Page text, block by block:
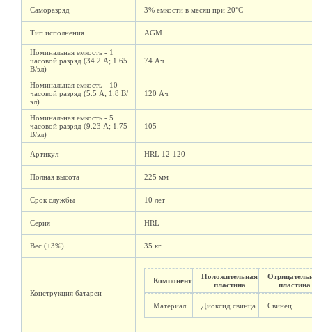
Саморазряд 3% емкости в месяц при 20°C
Тип исполнения AGM
Номинальная емкость - 1
часовой разряд (34.2 А; 1.65
В/эл)
74 Ач
Номинальная емкость - 10
часовой разряд (5.5 А; 1.8 В/
эл)
120 Ач
Номинальная емкость - 5
часовой разряд (9.23 А; 1.75
В/эл)
105
Артикул HRL 12-120
Полная высота 225 мм
Срок службы 10 лет
Серия HRL
Вес (±3%) 35 кг
Конструкция батареи
Компонент
Положительная
пластина
пластина
Материал Диоксид свинца Свинец